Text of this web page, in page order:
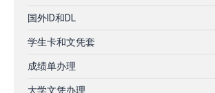
国外ID和DL
学生卡和文凭套
成绩单办理
大学文凭办理